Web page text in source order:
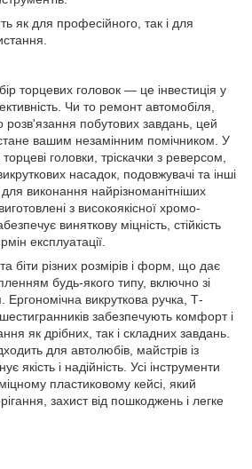
як для професійного, так і для
торцевих головок — це інвестиція у
Чи то ремонт автомобіля,
розв'язання побутових завдань, цей
стане вашим незамінним помічником. У
головки, тріскачки з реверсом,
насадок, подовжувачі та інші
для виконання найрізноманітніших
з високоякісної хромо-
виняткову міцність, стійкість
експлуатації.
біти різних розмірів і форм, що дає
будь-якого типу, включно зі
Ергономічна викруткова ручка, Т-
забезпечують комфорт і
як дрібних, так і складних завдань.
для автолюбів, майстрів із
якість і надійність. Усі інструменти
пластиковому кейсі, який
захист від пошкоджень і легке